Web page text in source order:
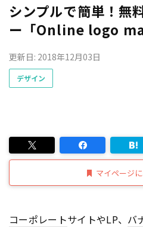
シンプルで簡単！無
ー「Online logo
更新日: 2018年12月03日
デザイン
マイページ
コーポレートサイトやLP、 バ